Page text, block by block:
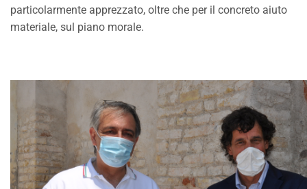
particolarmente apprezzato, oltre che per il concreto aiuto
materiale, sul piano morale.